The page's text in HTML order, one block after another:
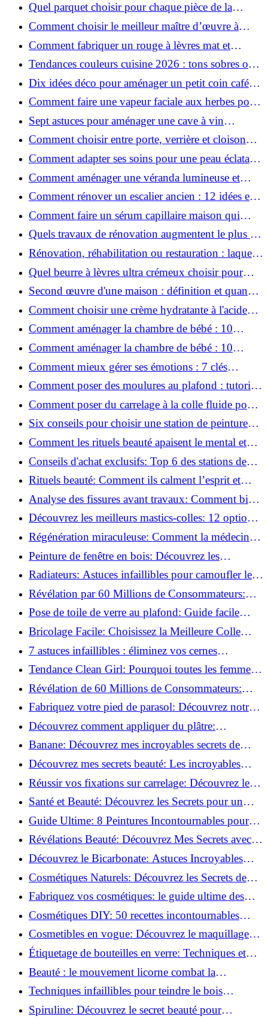
Quel parquet choisir pour chaque pièce de la
maison ?
Comment choisir le meilleur maître d’œuvre à
Grenoble en 2026 ?
Comment fabriquer un rouge à lèvres mat et
hydratant fait maison ?
Tendances couleurs cuisine 2026 : tons sobres ou
colorés, que choisir ?
Dix idées déco pour aménager un petit coin café
chez soi
Comment faire une vapeur faciale aux herbes pour
une peau plus saine et rajeunie ?
Sept astuces pour aménager une cave à vin
naturelle chez soi
Comment choisir entre porte, verrière et cloison
coulissante pour séparer vos pièces ?
Comment adapter ses soins pour une peau éclatante
en hiver ?
Comment aménager une véranda lumineuse et
conviviale : 12 idées déco
Comment rénover un escalier ancien : 12 idées et
astuces faciles pas à pas
Comment faire un sérum capillaire maison qui
stimule réellement la pousse des cheveux ?
Quels travaux de rénovation augmentent le plus la
valeur d'une maison pour la revente ?
Rénovation, réhabilitation ou restauration : laquelle
convient le mieux à mon logement ?
Quel beurre à lèvres ultra crémeux choisir pour
lèvres sèches et gercées?
Second œuvre d'une maison : définition et quand
le réaliser
Comment choisir une crème hydratante à l'acide
hyaluronique et niacinamide ?
Comment aménager la chambre de bébé : 10
conseils sécurité, déco et rangement
Comment aménager la chambre de bébé : 10
conseils sécurité, déco et rangement
Comment mieux gérer ses émotions : 7 clés
pratiques
Comment poser des moulures au plafond : tutoriel
vidéo pas à pas ?
Comment poser du carrelage à la colle fluide pour
un rendu professionnel ?
Six conseils pour choisir une station de peinture
basse pression
Comment les rituels beauté apaisent le mental et
créent des moments pour soi ?
Conseils d'achat exclusifs: Top 6 des stations de
peinture basse pression incontournables!
Rituels beauté: Comment ils calment l’esprit et
chouchoutent votre âme!
Analyse des fissures avant travaux: Comment bien
préparer vos surfaces!
Découvrez les meilleurs mastics-colles: 12 options
dès 6,70 €!
Régénération miraculeuse: Comment la médecine
régénérative peut restaurer votre confiance!
Peinture de fenêtre en bois: Découvrez les
techniques infaillibles pour un résultat parfait!
Radiateurs: Astuces infaillibles pour camoufler les
tuyaux apparents!
Révélation par 60 Millions de Consommateurs:
Découvrez le sérum anti-rides numéro un!
Pose de toile de verre au plafond: Guide facile
pour débutants!
Bricolage Facile: Choisissez la Meilleure Colle
pour Chaque Matériau!
7 astuces infaillibles : éliminez vos cernes
rapidement !
Tendance Clean Girl: Pourquoi toutes les femmes
l'adoptent?
Révélation de 60 Millions de Consommateurs:
Découvrez le meilleur fond de teint pour votre
peau!
Fabriquez votre pied de parasol: Découvrez notre
tutoriel facile !
Découvrez comment appliquer du plâtre:
Techniques pour un mur intérieur parfait!
Banane: Découvrez mes incroyables secrets de
beauté!
Découvrez mes secrets beauté: Les incroyables
vertus du curcuma!
Réussir vos fixations sur carrelage: Découvrez les
astuces infaillibles !
Santé et Beauté: Découvrez les Secrets pour un
Bien-être Optimal!
Guide Ultime: 8 Peintures Incontournables pour
Bois Extérieurs!
Révélations Beauté: Découvrez Mes Secrets avec le
Thé Vert Matcha!
Découvrez le Bicarbonate: Astuces Incroyables
pour Votre Quotidien!
Cosmétiques Naturels: Découvrez les Secrets de
Beauté Éco-responsables!
Fabriquez vos cosmétiques: le guide ultime des
produits de beauté maison!
Cosmétiques DIY: 50 recettes incontournables
pour sublimer votre beauté naturelle!
Cosmetibles en vogue: Découvrez le maquillage
100% comestible!
Étiquetage de bouteilles en verre: Techniques et
astuces incontournables!
Beauté : le mouvement licorne combat la
surconsommation !
Techniques infaillibles pour teindre le bois
naturellement: Découvrez comment!
Spiruline: Découvrez le secret beauté pour